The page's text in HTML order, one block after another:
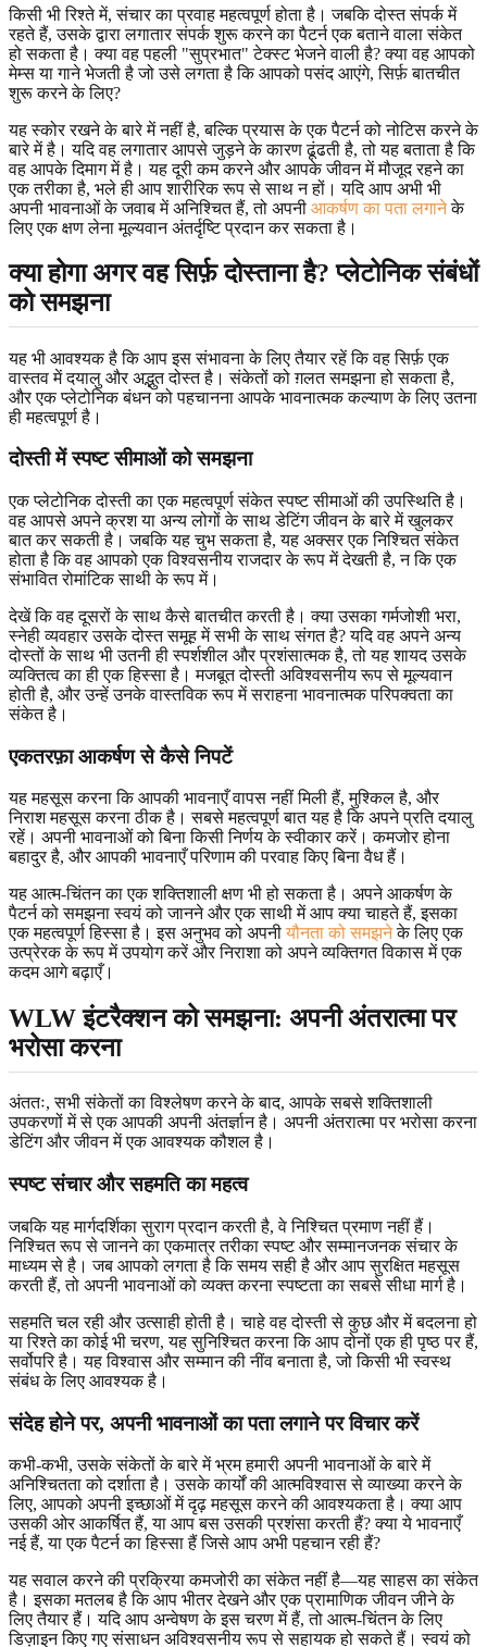
किसी भी रिश्ते में, संचार का प्रवाह महत्वपूर्ण होता है। जबकि दोस्त संपर्क में
रहते हैं, उसके द्वारा लगातार संपर्क शुरू करने का पैटर्न एक बताने वाला संकेत
हो सकता है। क्या वह पहली "सुप्रभात" टेक्स्ट भेजने वाली है? क्या वह आपको
मेम्स या गाने भेजती है जो उसे लगता है कि आपको पसंद आएंगे, सिर्फ़ बातचीत
शुरू करने के लिए?
यह स्कोर रखने के बारे में नहीं है, बल्कि प्रयास के एक पैटर्न को नोटिस करने के
बारे में है। यदि वह लगातार आपसे जुड़ने के कारण ढूंढती है, तो यह बताता है कि
वह आपके दिमाग में है। यह दूरी कम करने और आपके जीवन में मौजूद रहने का
एक तरीका है, भले ही आप शारीरिक रूप से साथ न हों। यदि आप अभी भी
अपनी भावनाओं के जवाब में अनिश्चित हैं, तो अपनी आकर्षण का पता लगानेके
लिए एक क्षण लेना मूल्यवान अंतर्दृष्टि प्रदान कर सकता है।
क्या होगा अगर वह सिर्फ़ दोस्ताना है? प्लेटोनिक संबंधों
को समझना
यह भी आवश्यक है कि आप इस संभावना के लिए तैयार रहें कि वह सिर्फ़ एक
वास्तव में दयालु और अद्भुत दोस्त है। संकेतों को ग़लत समझना हो सकता है,
और एक प्लेटोनिक बंधन को पहचानना आपके भावनात्मक कल्याण के लिए उतना
ही महत्वपूर्ण है।
दोस्ती में स्पष्ट सीमाओं को समझना
एक प्लेटोनिक दोस्ती का एक महत्वपूर्ण संकेत स्पष्ट सीमाओं की उपस्थिति है।
वह आपसे अपने क्रश या अन्य लोगों के साथ डेटिंग जीवन के बारे में खुलकर
बात कर सकती है। जबकि यह चुभ सकता है, यह अक्सर एक निश्चित संकेत
होता है कि वह आपको एक विश्वसनीय राजदार के रूप में देखती है, न कि एक
संभावित रोमांटिक साथी के रूप में।
देखें कि वह दूसरों के साथ कैसे बातचीत करती है। क्या उसका गर्मजोशी भरा,
स्नेही व्यवहार उसके दोस्त समूह में सभी के साथ संगत है? यदि वह अपने अन्य
दोस्तों के साथ भी उतनी ही स्पर्शशील और प्रशंसात्मक है, तो यह शायद उसके
व्यक्तित्व का ही एक हिस्सा है। मजबूत दोस्ती अविश्वसनीय रूप से मूल्यवान
होती है, और उन्हें उनके वास्तविक रूप में सराहना भावनात्मक परिपक्वता का
संकेत है।
एकतरफ़ा आकर्षण से कैसे निपटें
यह महसूस करना कि आपकी भावनाएँ वापस नहीं मिली हैं, मुश्किल है, और
निराश महसूस करना ठीक है। सबसे महत्वपूर्ण बात यह है कि अपने प्रति दयालु
रहें। अपनी भावनाओं को बिना किसी निर्णय के स्वीकार करें। कमजोर होना
बहादुर है, और आपकी भावनाएँ परिणाम की परवाह किए बिना वैध हैं।
यह आत्म-चिंतन का एक शक्तिशाली क्षण भी हो सकता है। अपने आकर्षण के
पैटर्न को समझना स्वयं को जानने और एक साथी में आप क्या चाहते हैं, इसका
एक महत्वपूर्ण हिस्सा है। इस अनुभव को अपनीयौनता को समझनेके लिए एक
उत्प्रेरक के रूप में उपयोग करें और निराशा को अपने व्यक्तिगत विकास में एक
कदम आगे बढ़ाएँ।
WLW इंटरैक्शन को समझना: अपनी अंतरात्मा पर
भरोसा करना
अंततः, सभी संकेतों का विश्लेषण करने के बाद, आपके सबसे शक्तिशाली
उपकरणों में से एक आपकी अपनी अंतर्ज्ञान है। अपनी अंतरात्मा पर भरोसा करना
डेटिंग और जीवन में एक आवश्यक कौशल है।
स्पष्ट संचार और सहमति का महत्व
जबकि यह मार्गदर्शिका सुराग प्रदान करती है, वे निश्चित प्रमाण नहीं हैं।
निश्चित रूप से जानने का एकमात्र तरीका स्पष्ट और सम्मानजनक संचार के
माध्यम से है। जब आपको लगता है कि समय सही है और आप सुरक्षित महसूस
करती हैं, तो अपनी भावनाओं को व्यक्त करना स्पष्टता का सबसे सीधा मार्ग है।
सहमति चल रही और उत्साही होती है। चाहे वह दोस्ती से कुछ और में बदलना हो
या रिश्ते का कोई भी चरण, यह सुनिश्चित करना कि आप दोनों एक ही पृष्ठ पर हैं,
सर्वोपरि है। यह विश्वास और सम्मान की नींव बनाता है, जो किसी भी स्वस्थ
संबंध के लिए आवश्यक है।
संदेह होने पर, अपनी भावनाओं का पता लगाने पर विचार करें
कभी-कभी, उसके संकेतों के बारे में भ्रम हमारी अपनी भावनाओं के बारे में
अनिश्चितता को दर्शाता है। उसके कार्यों की आत्मविश्वास से व्याख्या करने के
लिए, आपको अपनी इच्छाओं में दृढ़ महसूस करने की आवश्यकता है। क्या आप
उसकी ओर आकर्षित हैं, या आप बस उसकी प्रशंसा करती हैं? क्या ये भावनाएँ
नई हैं, या एक पैटर्न का हिस्सा हैं जिसे आप अभी पहचान रही हैं?
यह सवाल करने की प्रक्रिया कमजोरी का संकेत नहीं है—यह साहस का संकेत
है। इसका मतलब है कि आप भीतर देखने और एक प्रामाणिक जीवन जीने के
लिए तैयार हैं। यदि आप अन्वेषण के इस चरण में हैं, तो आत्म-चिंतन के लिए
डिज़ाइन किए गए संसाधन अविश्वसनीय रूप से सहायक हो सकते हैं। स्वयं को